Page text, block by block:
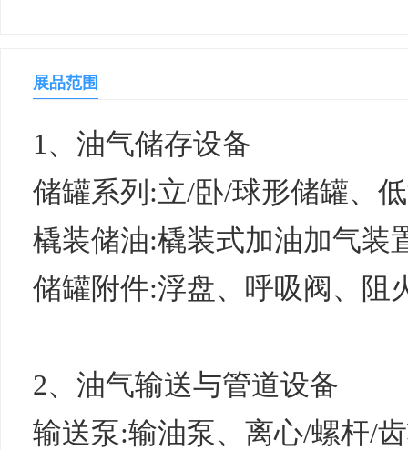
展品范围
1、油气储存设备
储罐系列:立/卧/球形储罐、
橇装储油:橇装式加油加气装
储罐附件:浮盘、呼吸阀、阻
2、油气输送与管道设备
输送泵:输油泵、离心/螺杆/